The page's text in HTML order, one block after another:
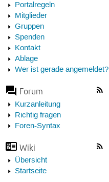
Portalregeln
Mitglieder
Gruppen
Spenden
Kontakt
Ablage
Wer ist gerade angemeldet?
Forum
Kurzanleitung
Richtig fragen
Foren-Syntax
Wiki
Übersicht
Startseite